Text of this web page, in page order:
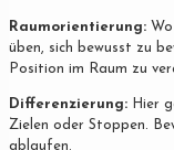
Raumorientierung:
üben, sich bewusst zu
Position im Raum zu
Differenzierung: Hier
Zielen oder Stoppen.
ablaufen.